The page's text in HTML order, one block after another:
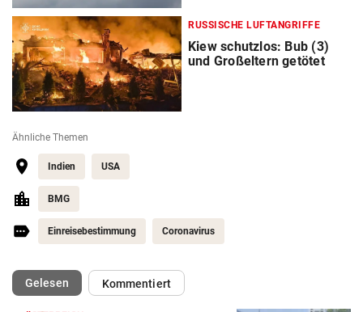
RUSSISCHE LUFTANGRIFFE
Kiew schutzlos: Bub (3)
und Großeltern getötet
Ähnliche Themen
Indien USA
BMG
Einreisebestimmung Coronavirus
Gelesen(ausgewählt)Kommentiert